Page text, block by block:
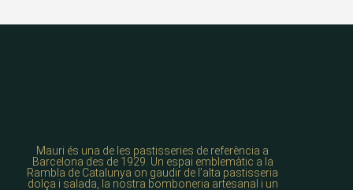
Mauri és una de les pastisseries de referència a
Barcelona des de 1929. Un espai emblemàtic a la
Rambla de Catalunya on gaudir de l’alta pastisseria
dolça i salada, la nostra bomboneria artesanal i un